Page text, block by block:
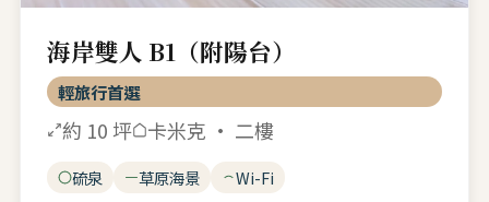
海岸雙人 B1（附陽台）
輕旅行首選
約 10 坪 卡米克 · 二樓
硫泉 草原海景 Wi-Fi